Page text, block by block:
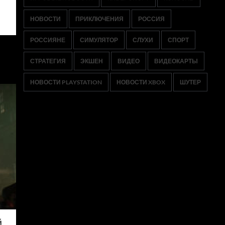
НОВОСТИ ПРИКЛЮЧЕНИЯ РОССИЯ
РОССИЯНЕ СИМУЛЯТОР СЛУХИ СПОРТ
СТРАТЕГИЯ ЭКШЕН ВИДЕО ВИДЕОКАРТЫ
НОВОСТИ PLAYSTATION НОВОСТИ XBOX ШУТЕР